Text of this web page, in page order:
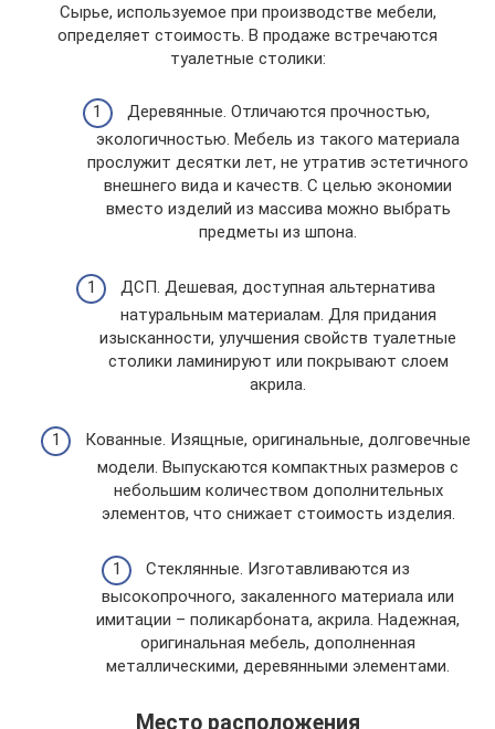
Сырье, используемое при производстве мебели,
определяет стоимость. В продаже встречаются
туалетные столики:
Деревянные. Отличаются прочностью,
экологичностью. Мебель из такого материала
прослужит десятки лет, не утратив эстетичного
внешнего вида и качеств. С целью экономии
вместо изделий из массива можно выбрать
предметы из шпона.
ДСП. Дешевая, доступная альтернатива
натуральным материалам. Для придания
изысканности, улучшения свойств туалетные
столики ламинируют или покрывают слоем
акрила.
Кованные. Изящные, оригинальные, долговечные
модели. Выпускаются компактных размеров с
небольшим количеством дополнительных
элементов, что снижает стоимость изделия.
Стеклянные. Изготавливаются из
высокопрочного, закаленного материала или
имитации – поликарбоната, акрила. Надежная,
оригинальная мебель, дополненная
металлическими, деревянными элементами.
Место расположения